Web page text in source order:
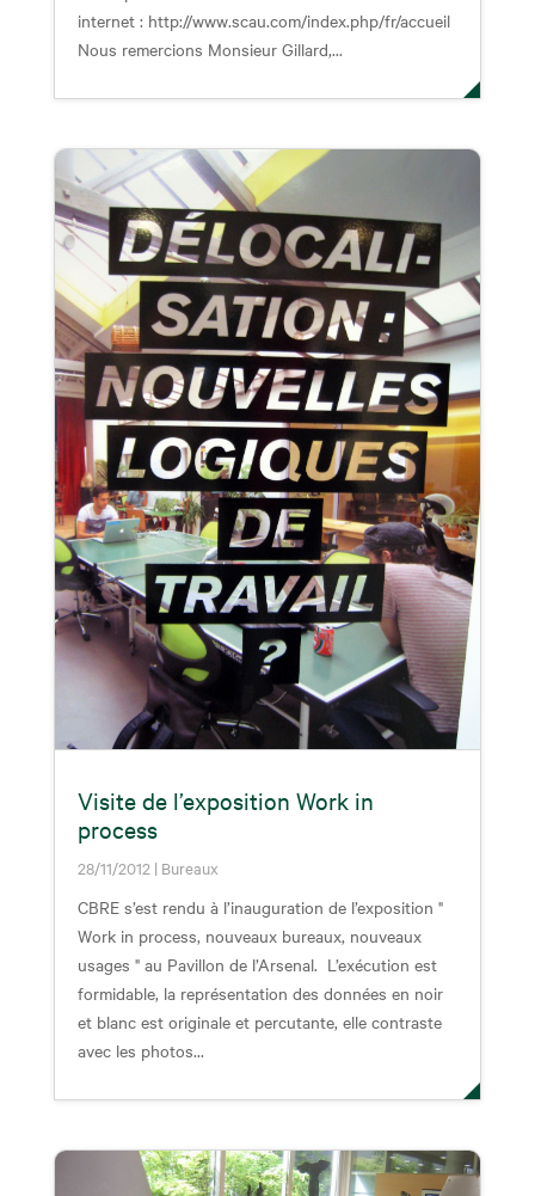
internet : http://www.scau.com/index.php/fr/accueil
Nous remercions Monsieur Gillard,...
Visite de l’exposition Work in
process
28/11/2012 | Bureaux
CBRE s’est rendu à l’inauguration de l’exposition "
Work in process, nouveaux bureaux, nouveaux
usages " au Pavillon de l’Arsenal. L’exécution est
formidable, la représentation des données en noir
et blanc est originale et percutante, elle contraste
avec les photos...